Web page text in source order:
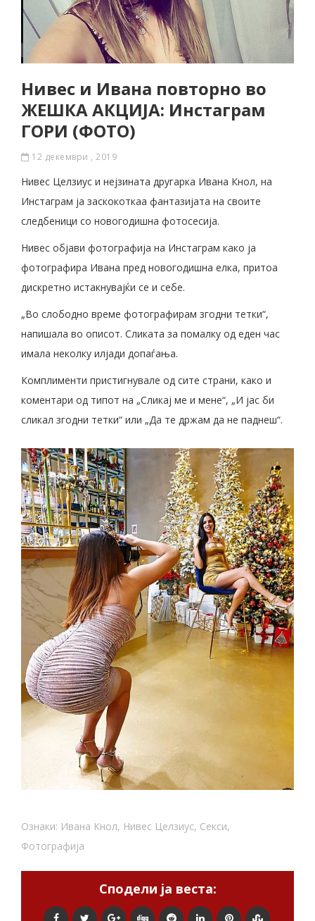
Нивес и Ивана повторно во
ЖЕШКА АКЦИЈА: Инстаграм
ГОРИ (ФОТО)
12 декември , 2019
Нивес Целзиус и нејзината другарка Ивана Кнол, на
Инстаграм ја заскокоткаа фантазијата на своите
следбеници со новогодишна фотосесија.
Нивес објави фотографија на Инстаграм како ја
фотографира Ивана пред новогодишна елка, притоа
дискретно истакнувајќи се и себе.
„Во слободно време фотографирам згодни тетки“,
напишала во описот. Сликата за помалку од еден час
имала неколку илјади допаѓања.
Комплименти пристигнувале од сите страни, како и
коментари од типот на „Сликај ме и мене“, „И јас би
сликал згодни тетки“ или „Да те држам да не паднеш“.
Ознаки: Ивана Кнол, Нивес Целзиус, Секси,
Фотографија
Сподели ја веста: